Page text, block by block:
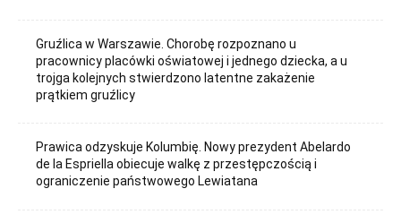
Gruźlica w Warszawie. Chorobę rozpoznano u
pracownicy placówki oświatowej i jednego dziecka, a u
trojga kolejnych stwierdzono latentne zakażenie
prątkiem gruźlicy
Prawica odzyskuje Kolumbię. Nowy prezydent Abelardo
de la Espriella obiecuje walkę z przestępczością i
ograniczenie państwowego Lewiatana